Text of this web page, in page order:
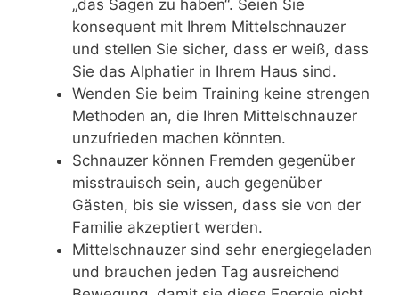
„das Sagen zu haben“. Seien Sie
konsequent mit Ihrem Mittelschnauzer
und stellen Sie sicher, dass er weiß, dass
Sie das Alphatier in Ihrem Haus sind.
Wenden Sie beim Training keine strengen
Methoden an, die Ihren Mittelschnauzer
unzufrieden machen könnten.
Schnauzer können Fremden gegenüber
misstrauisch sein, auch gegenüber
Gästen, bis sie wissen, dass sie von der
Familie akzeptiert werden.
Mittelschnauzer sind sehr energiegeladen
und brauchen jeden Tag ausreichend